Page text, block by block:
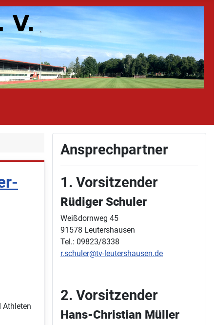
Athleten
Ansprechpartner
1. Vorsitzender
Rüdiger Schuler
Weißdornweg 45
91578 Leutershausen
Tel.: 09823/8338
r.schuler@tv-leutershausen.de
2. Vorsitzender
Hans-Christian Müller